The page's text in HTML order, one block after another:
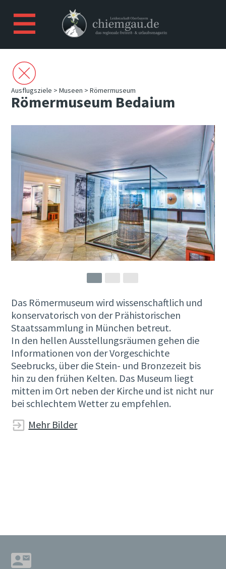
Ausflugsziele >Museen > Römermuseum
Römermuseum Bedaium
Das Römermuseum wird wissenschaftlich und
konservatorisch von der Prähistorischen
Staatssammlung in München betreut.
In den hellen Ausstellungsräumen gehen die
Informationen von der Vorgeschichte
Seebrucks, über die Stein- und Bronzezeit bis
hin zu den frühen Kelten. Das Museum liegt
mitten im Ort neben der Kirche und ist nicht nur
bei schlechtem Wetter zu empfehlen.
Mehr Bilder